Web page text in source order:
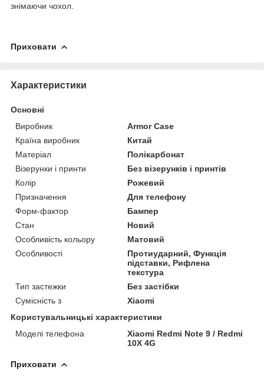
знімаючи чохол.
Приховати
Характеристики
Основні
Виробник
Armor Case
Країна виробник
Китай
Матеріал
Полікарбонат
Візерунки і принти
Без візерунків і принтів
Колір
Рожевий
Призначення
Для телефону
Форм-фактор
Бампер
Стан
Новий
Особливість кольору
Матовий
Особливості
Протиударний, Функція
підставки, Рифлена
текстура
Тип застежки
Без застібки
Сумісність з
Xiaomi
Користувальницькі характеристики
Моделі телефона
Xiaomi Redmi Note 9 / Redmi
10X 4G
Приховати